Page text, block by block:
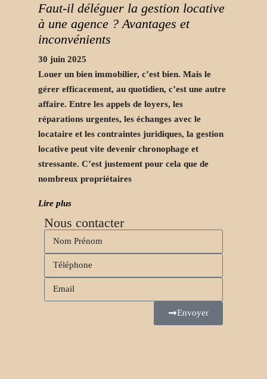
Faut-il déléguer la gestion locative
à une agence ? Avantages et
inconvénients
30 juin 2025
Louer un bien immobilier, c’est bien. Mais le
gérer efficacement, au quotidien, c’est une autre
affaire. Entre les appels de loyers, les
réparations urgentes, les échanges avec le
locataire et les contraintes juridiques, la gestion
locative peut vite devenir chronophage et
stressante. C’est justement pour cela que de
nombreux propriétaires
Lire plus
Nous contacter
Envoyer